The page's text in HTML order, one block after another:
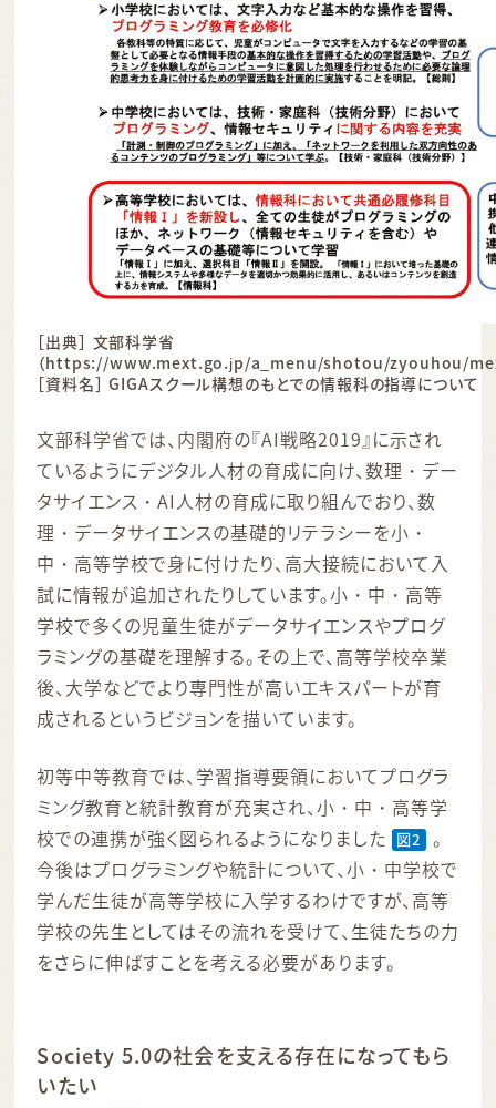
［出典］ 文部科学省
（https://www.mext.go.jp/a_menu/shotou/zyouhou/
［資料名］ GIGAスクール構想のもとでの情報科の指導について
文部科学省では、内閣府の『AI戦略2019』に示され
ているようにデジタル人材の育成に向け、数理・デー
タサイエンス・AI人材の育成に取り組んでおり、数
理・データサイエンスの基礎的リテラシーを小・
中・高等学校で身に付けたり、高大接続において入
試に情報が追加されたりしています。小・中・高等
学校で多くの児童生徒がデータサイエンスやプログ
ラミングの基礎を理解する。その上で、高等学校卒業
後、大学などでより専門性が高いエキスパートが育
成されるというビジョンを描いています。
初等中等教育では、学習指導要領においてプログラ
ミング教育と統計教育が充実され、小・中・高等学
校での連携が強く図られるようになりました 図2
。
今後はプログラミングや統計について、小・中学校で
学んだ生徒が高等学校に入学するわけですが、高等
学校の先生としてはその流れを受けて、生徒たちの力
をさらに伸ばすことを考える必要があります。
Society 5.0の社会を支える存在になってもら
いたい